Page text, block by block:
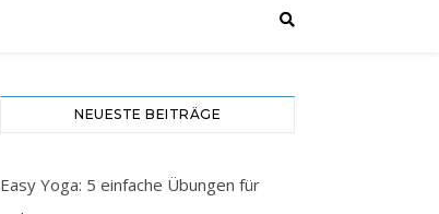
NEUESTE BEITRÄGE
Easy Yoga: 5 einfache Übungen für